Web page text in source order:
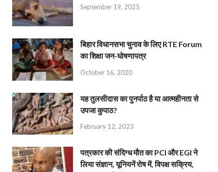
September 19, 2025
बिहार विधानसभा चुनाव के लिए RTE Forum
का शिक्षा जन-घोषणापत्र
October 16, 2020
यह तुलसीदास का पुनर्पाठ है या आत्महीनता से
उपजा कुपाठ?
February 12, 2023
पत्रकार की संदिग्ध मौत का PCI और EGI ने
लिया संज्ञान, यूनियनें रोष में, विपक्ष सक्रिय,